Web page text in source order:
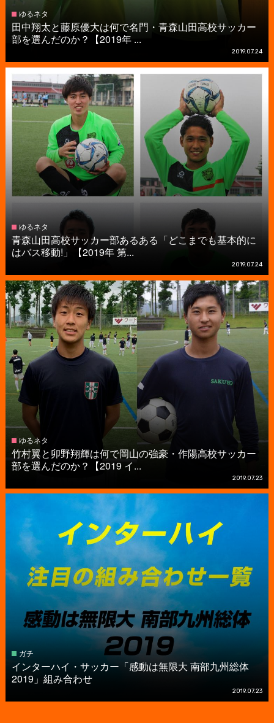
ゆるネタ
田中翔太と藤原優大は何で名門・青森山田高校サッカー
部を選んだのか？【2019年 ...
2019.07.24
ゆるネタ
青森山田高校サッカー部あるある「どこまでも基本的に
はバス移動!」【2019年 第...
2019.07.24
ゆるネタ
竹村翼と卯野翔輝は何で岡山の強豪・作陽高校サッカー
部を選んだのか？【2019 イ...
2019.07.23
ガチ
インターハイ・サッカー「感動は無限大 南部九州総体
2019」組み合わせ
2019.07.23